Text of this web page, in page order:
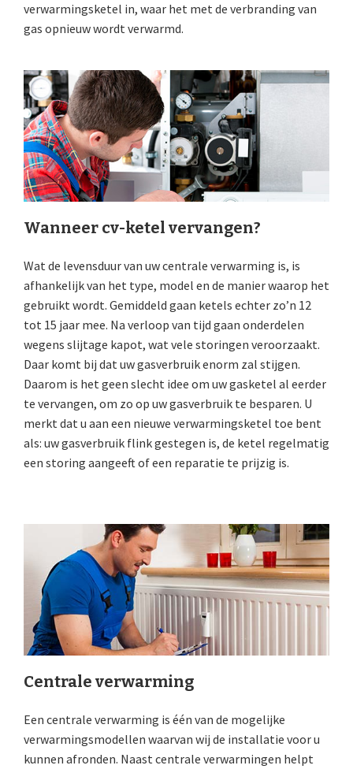
verwarmingsketel in, waar het met de verbranding van
gas opnieuw wordt verwarmd.
Wanneer cv-ketel vervangen?
Wat de levensduur van uw centrale verwarming is, is
afhankelijk van het type, model en de manier waarop het
gebruikt wordt. Gemiddeld gaan ketels echter zo’n 12
tot 15 jaar mee. Na verloop van tijd gaan onderdelen
wegens slijtage kapot, wat vele storingen veroorzaakt.
Daar komt bij dat uw gasverbruik enorm zal stijgen.
Daarom is het geen slecht idee om uw gasketel al eerder
te vervangen, om zo op uw gasverbruik te besparen. U
merkt dat u aan een nieuwe verwarmingsketel toe bent
als: uw gasverbruik flink gestegen is, de ketel regelmatig
een storing aangeeft of een reparatie te prijzig is.
Centrale verwarming
Een centrale verwarming is één van de mogelijke
verwarmingsmodellen waarvan wij de installatie voor u
kunnen afronden. Naast centrale verwarmingen helpt